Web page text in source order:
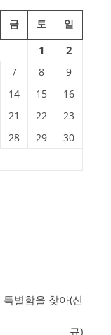
금 토 일
1 2
7 8
9
14 15
16
21 22
23
28 29
30
별함을 찾아(신
규)